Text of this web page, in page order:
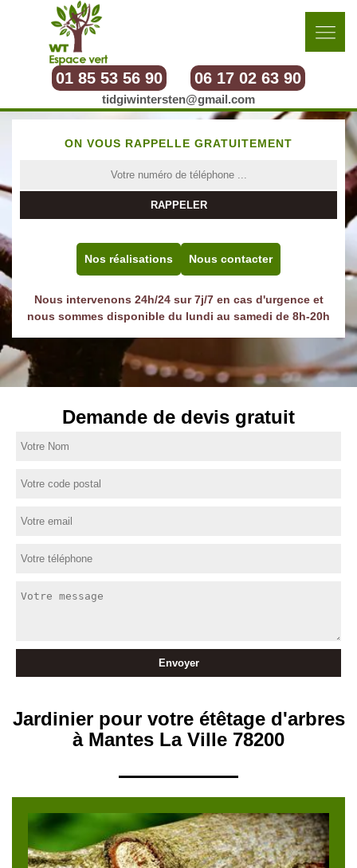
01 85 53 56 90 06 17 02 63 90
tidgiwintersten@gmail.com
ON VOUS RAPPELLE GRATUITEMENT
Nos réalisations Nous contacter
Nous intervenons 24h/24 sur 7j/7 en cas d'urgence et
nous sommes disponible du lundi au samedi de 8h-20h
Demande de devis gratuit
Jardinier pour votre étêtage d'arbres
à Mantes La Ville 78200